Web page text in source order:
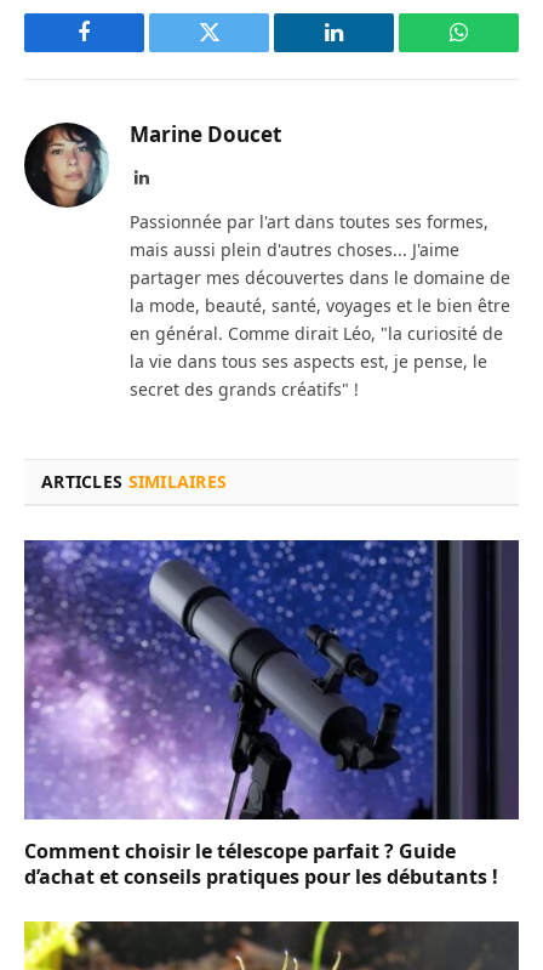
Facebook Twitter LinkedIn
Marine Doucet
LinkedIn
Passionnée par l'art dans toutes ses formes,
mais aussi plein d'autres choses... J'aime
partager mes découvertes dans le domaine de
la mode, beauté, santé, voyages et le bien être
en général. Comme dirait Léo, "la curiosité de
la vie dans tous ses aspects est, je pense, le
secret des grands créatifs" !
ARTICLES SIMILAIRES
Comment choisir le télescope parfait ? Guide
d’achat et conseils pratiques pour les débutants !